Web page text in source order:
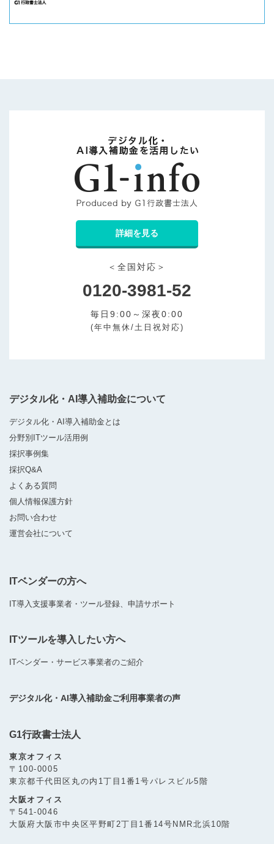
詳細を見る
＜全国対応＞
0120-3981-52
毎日9:00～深夜0:00
(年中無休/土日祝対応)
デジタル化・AI導入補助金について
デジタル化・AI導入補助金とは
分野別ITツール活用例
採択事例集
採択Q&A
よくある質問
個人情報保護方針
お問い合わせ
運営会社について
ITベンダーの方へ
IT導入支援事業者・ツール登録、申請サポート
ITツールを導入したい方へ
ITベンダー・サービス事業者のご紹介
デジタル化・AI導入補助金ご利用事業者の声
G1行政書士法人
東京オフィス
〒100-0005
東京都千代田区丸の内1丁目1番1号パレスビル5階
大阪オフィス
〒541-0046
大阪府大阪市中央区平野町2丁目1番14号NMR北浜10階